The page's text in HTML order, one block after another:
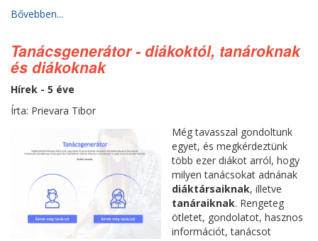
Bővebben...
Tanácsgenerátor - diákoktól, tanároknak
és diákoknak
Hírek - 5 éve
Írta: Prievara Tibor
Még tavasszal gondoltunk
egyet, és megkérdeztünk
több ezer diákot arról, hogy
milyen tanácsokat adnának
diáktársaiknak, illetve
tanáraiknak. Rengeteg
ötletet, gondolatot, hasznos
információt, tanácsot